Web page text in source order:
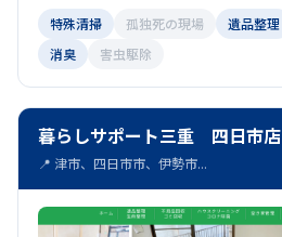
特殊清掃
孤独死の現場 遺品整理
消臭
害虫駆除
暮らしサポート三重 四日市店
📍 津市、四日市市、伊勢市...